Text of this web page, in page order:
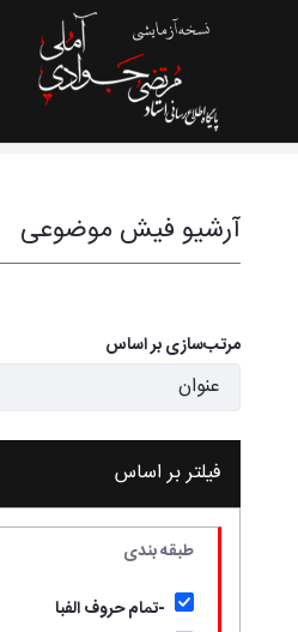
آرشیو فیش موضوعی
مرتب‌سازی بر اساس
فیلتر بر اساس
طبقه بندی
-تمام حروف الفبا